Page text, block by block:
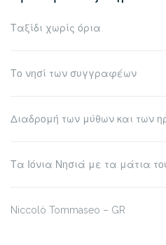
Ταξίδι χωρίς όρια
Το νησί των συγγραφέων
Διαδρομή των μύθων και των
Τα Ιόνια Νησιά με τα μάτια
Niccolò Tommaseo – GR